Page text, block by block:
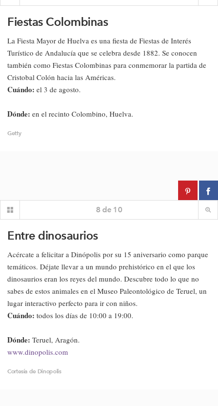
Fiestas Colombinas
La Fiesta Mayor de Huelva es una fiesta de Fiestas de Interés
Turístico de Andalucía que se celebra desde 1882. Se conocen
también como Fiestas Colombinas para conmemorar la partida de
Cristobal Colón hacia las Américas.
Cuándo: el 3 de agosto.
Dónde: en el recinto Colombino, Huelva.
Getty
8 de 10
Entre dinosaurios
Acércate a felicitar a Dinópolis por su 15 aniversario como parque
temáticos. Déjate llevar a un mundo prehistórico en el que los
dinosaurios eran los reyes del mundo. Descubre todo lo que no
sabes de estos animales en el Museo Paleontológico de Teruel, un
lugar interactivo perfecto para ir con niños.
Cuándo: todos los días de 10:00 a 19:00.
Dónde: Teruel, Aragón.
www.dinopolis.com
Cortesía de Dinopolis